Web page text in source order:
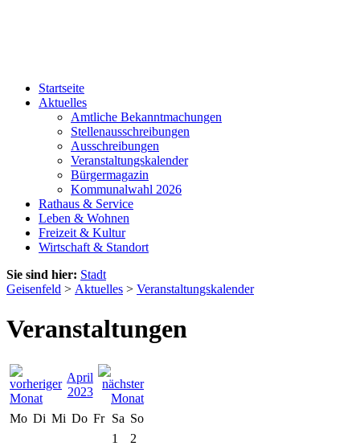
Startseite
Aktuelles
Amtliche Bekanntmachungen
Stellenausschreibungen
Ausschreibungen
Veranstaltungskalender
Bürgermagazin
Kommunalwahl 2026
Rathaus & Service
Leben & Wohnen
Freizeit & Kultur
Wirtschaft & Standort
Sie sind hier: Stadt
Geisenfeld > Aktuelles > Veranstaltungskalender
Veranstaltungen
April
2023
Mo Di Mi Do Fr Sa So
1
2